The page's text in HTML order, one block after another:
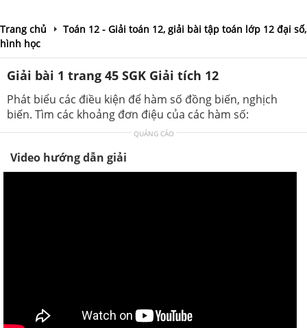
Trang chủ
Toán 12 - Giải toán 12, giải bài tập toán lớp 12 đại số,
hình học
Giải bài 1 trang 45 SGK Giải tích 12
Phát biểu các điều kiện để hàm số đồng biến, nghịch
biến. Tìm các khoảng đơn điệu của các hàm số:
QUẢNG CÁO
Video hướng dẫn giải